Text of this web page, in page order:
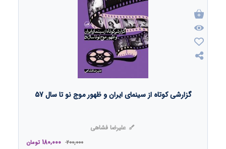
گزارشی کوتاه از سینمای ایران و ظهور موج نو تا سال 57
علیرضا فشاهی
200,000
180,000 تومان